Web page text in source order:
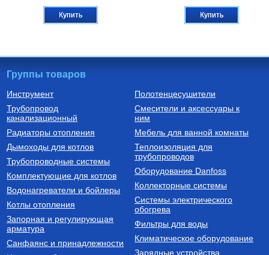
Купить Купить
Бойлеры (водонагреватели
косвенного нагрева)
нагрева напольный из
нержавеющей стали STINOX F
500 л., арт.: 805F0050
127 190Руб.
Купить
Трубы из сшитого полиэтилена
Труба напорная из сшитого
полиэтилена с барьерным
слоем EVOH, тип PE-Xa
16(2.2) бухта 100 м,
VA1622.3.C.100
7 300Руб.
Группы товаров
Инструмент
Трубопровод
канализационный
Радиаторы отопления
Дымоходы для котлов
Трубопроводные системы
Комплектующие для котлов
Водонагреватели и бойлеры
Котлы отопления
Запорная и регулирующая
арматура
Санфаянс и принадлежности
Полотенцесушители
Смесители и аксессуары к
ним
Мебель для ванной комнаты
Теплоизоляция для
трубопроводов
Оборудование Danfoss
Коллекторные системы
Системы электрического
обогрева
Фильтры для воды
Климатическое оборудование
Зарядные устройства